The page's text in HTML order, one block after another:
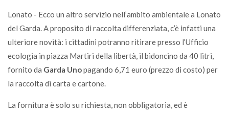
Lonato - Ecco un altro servizio nell’ambito ambientale a Lonato
del Garda. A proposito di raccolta differenziata, c’è infatti una
ulteriore novità: i cittadini potranno ritirare presso l’Ufficio
ecologia in piazza Martiri della libertà, il bidoncino da 40 litri,
fornito da Garda Unopagando 6,71 euro (prezzo di costo) per
la raccolta di carta e cartone.
La fornitura è solo su richiesta, non obbligatoria, ed è